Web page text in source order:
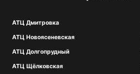
АТЦ Дмитровка
АТЦ Новоясеневская
АТЦ Долгопрудный
АТЦ Щёлковская